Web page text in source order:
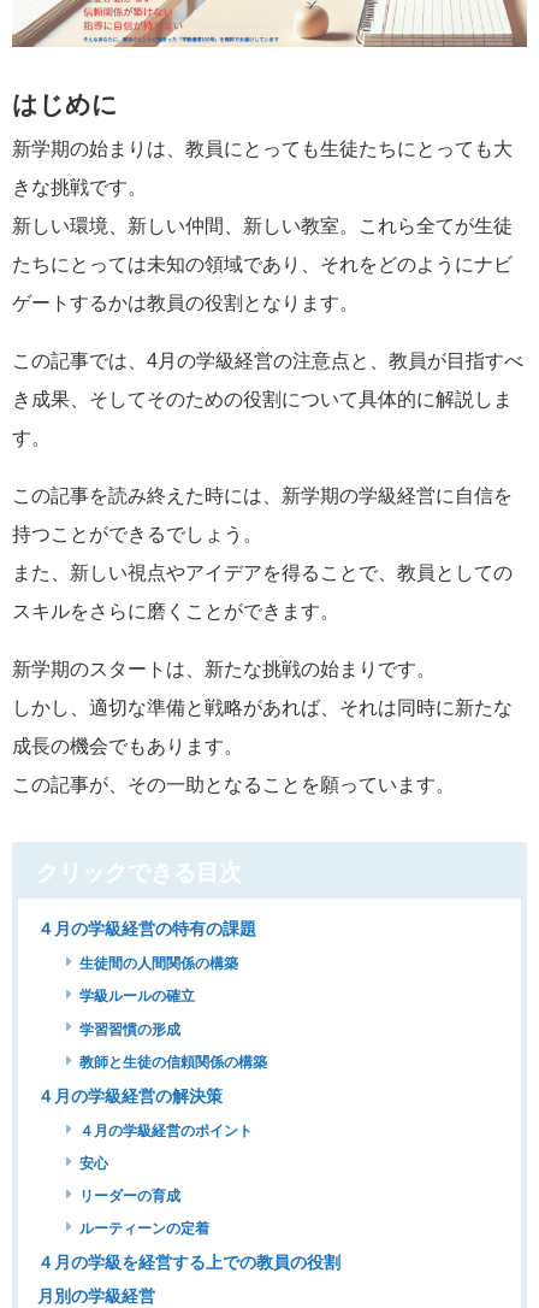
はじめに
新学期の始まりは、教員にとっても生徒たちにとっても大
きな挑戦です。
新しい環境、新しい仲間、新しい教室。これら全てが生徒
たちにとっては未知の領域であり、それをどのようにナビ
ゲートするかは教員の役割となります。
この記事では、4月の学級経営の注意点と、教員が目指すべ
き成果、そしてそのための役割について具体的に解説しま
す。
この記事を読み終えた時には、新学期の学級経営に自信を
持つことができるでしょう。
また、新しい視点やアイデアを得ることで、教員としての
スキルをさらに磨くことができます。
新学期のスタートは、新たな挑戦の始まりです。
しかし、適切な準備と戦略があれば、それは同時に新たな
成長の機会でもあります。
この記事が、その一助となることを願っています。
クリックできる目次
４月の学級経営の特有の課題
生徒間の人間関係の構築
学級ルールの確立
学習習慣の形成
教師と生徒の信頼関係の構築
４月の学級経営の解決策
４月の学級経営のポイント
安心
リーダーの育成
ルーティーンの定着
４月の学級を経営する上での教員の役割
月別の学級経営